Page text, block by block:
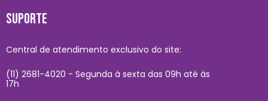
SUPORTE
Central de atendimento exclusivo do site:
(11) 2681-4020 - Segunda à sexta das 09h até às
17h